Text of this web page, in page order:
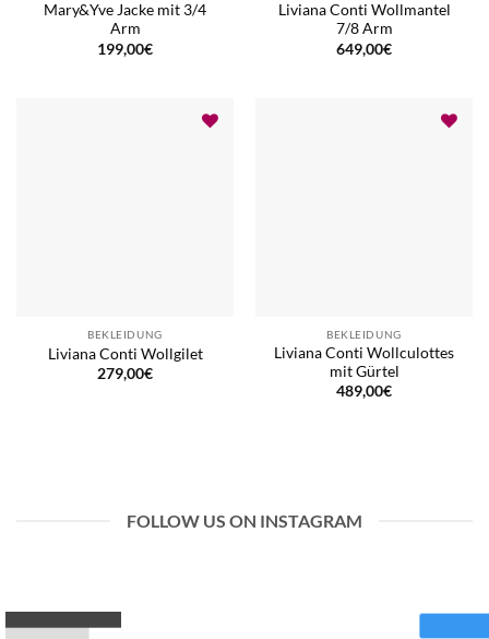
Mary&Yve Jacke mit 3/4
Arm
199,00€
Liviana Conti Wollmantel
7/8 Arm
649,00€
BEKLEIDUNG
Liviana Conti Wollgilet
279,00€
BEKLEIDUNG
Liviana Conti Wollculottes
mit Gürtel
489,00€
FOLLOW US ON INSTAGRAM